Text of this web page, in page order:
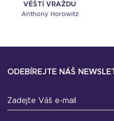
VĚŠTÍ VRAŽDU
Anthony Horowitz
ODEBÍREJTE NÁŠ
Zadejte Váš e-mail